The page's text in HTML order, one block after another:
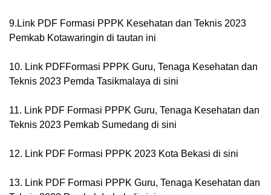
9.Link PDF Formasi PPPK Kesehatan dan Teknis 2023
Pemkab Kotawaringin di tautan ini
10. Link PDFFormasi PPPK Guru, Tenaga Kesehatan dan
Teknis 2023 Pemda Tasikmalaya di sini
11. Link PDF Formasi PPPK Guru, Tenaga Kesehatan dan
Teknis 2023 Pemkab Sumedang di sini
12. Link PDF Formasi PPPK 2023 Kota Bekasi di sini
13. Link PDF Formasi PPPK Guru, Tenaga Kesehatan dan